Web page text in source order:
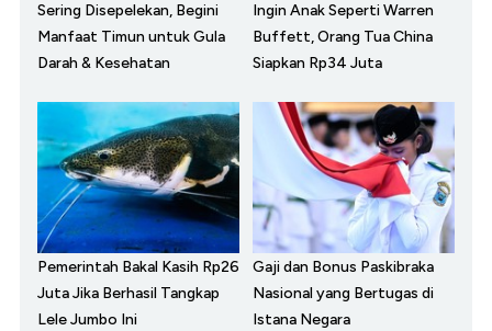
Sering Disepelekan, Begini
Manfaat Timun untuk Gula
Darah & Kesehatan
Ingin Anak Seperti Warren
Buffett, Orang Tua China
Siapkan Rp34 Juta
Pemerintah Bakal Kasih Rp26
Juta Jika Berhasil Tangkap
Lele Jumbo Ini
Gaji dan Bonus Paskibraka
Nasional yang Bertugas di
Istana Negara